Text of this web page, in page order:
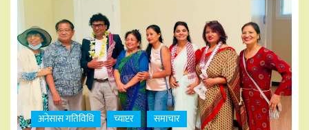
अनेसास गतिविधि च्याप्टर समाचार